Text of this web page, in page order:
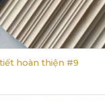
hoàn thiện #9